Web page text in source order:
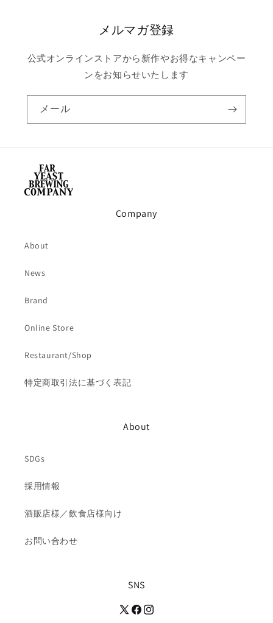
メルマガ登録
公式オンラインストアから新作やお得なキャンペー
ンをお知らせいたします
メール
Company
About
News
Brand
Online Store
Restaurant/Shop
特定商取引法に基づく表記
About
SDGs
採用情報
酒販店様／飲食店様向け
お問い合わせ
SNS